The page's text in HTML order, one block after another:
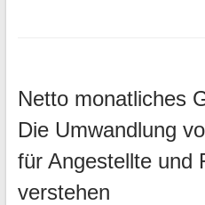
Netto monatliches
Die Umwandlung
für Angestellte und
verstehen